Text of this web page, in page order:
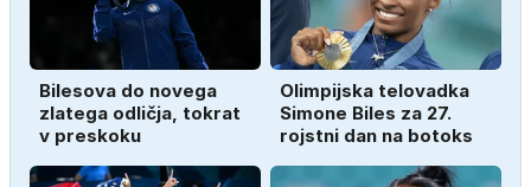
Bilesova do novega
zlatega odličja, tokrat
v preskoku
Olimpijska telovadka
Simone Biles za 27.
rojstni dan na botoks